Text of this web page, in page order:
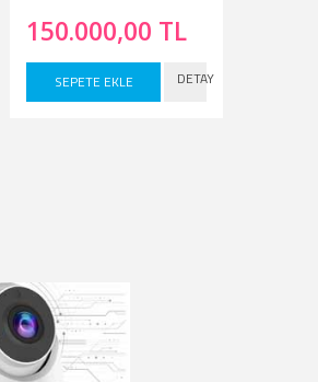
150.000,00 TL
SEPETE EKLE DETAY